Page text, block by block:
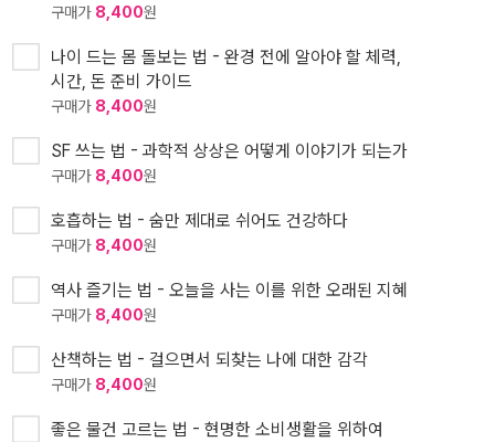
구매가 8,400원
나이 드는 몸 돌보는 법 - 완경 전에 알아야 할 체력,
시간, 돈 준비 가이드
구매가 8,400원
SF 쓰는 법 - 과학적 상상은 어떻게 이야기가 되는가
구매가 8,400원
호흡하는 법 - 숨만 제대로 쉬어도 건강하다
구매가 8,400원
역사 즐기는 법 - 오늘을 사는 이를 위한 오래된 지혜
구매가 8,400원
산책하는 법 - 걸으면서 되찾는 나에 대한 감각
구매가 8,400원
좋은 물건 고르는 법 - 현명한 소비생활을 위하여